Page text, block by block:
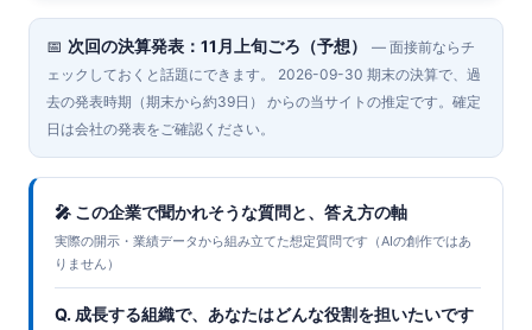
📅 次回の決算発表：11月上旬ごろ（予想）
— 面接前ならチ
ェックしておくと話題にできます。 2026-09-30 期末の決算で、過
去の発表時期（期末から約39日） からの当サイトの推定です。確定
日は会社の発表をご確認ください。
🎤 この企業で聞かれそうな質問と、答え方の軸
実際の開示・業績データから組み立てた想定質問です（AIの創作ではあ
りません）
Q. 成長する組織で、あなたはどんな役割を担いたいです